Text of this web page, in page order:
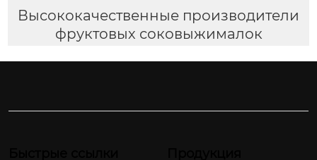
Высококачественные производители
фруктовых соковыжималок